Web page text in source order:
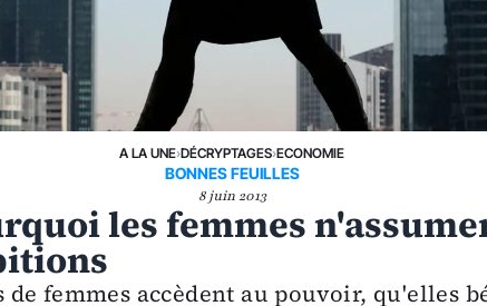
A LA UNE›DÉCRYPTAGES›ECONOMIE
BONNES FEUILLES
8 juin 2013
les femmes
femmes accèdent au pouvoir, qu'elles